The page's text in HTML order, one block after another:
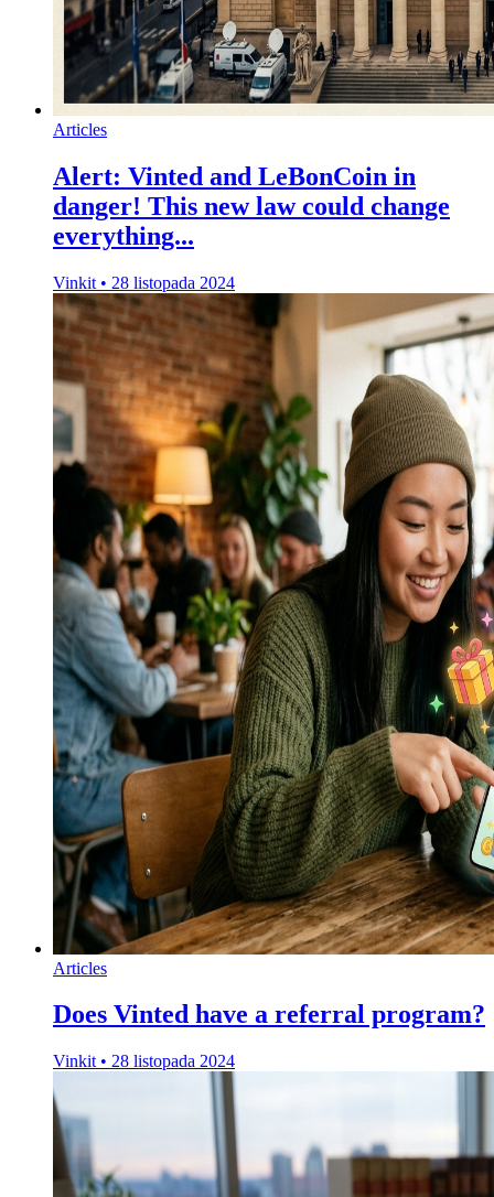
Articles
Alert: Vinted and LeBonCoin in
danger! This new law could change
everything...
Vinkit • 28 listopada 2024
Articles
Does Vinted have a referral program?
Vinkit • 28 listopada 2024